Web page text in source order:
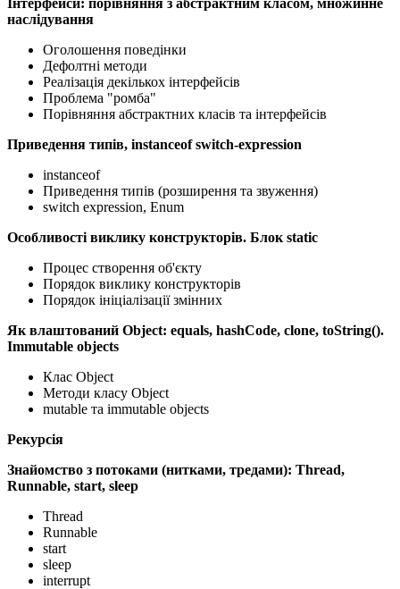
наслідування
Оголошення поведінки
Дефолтні методи
Реалізація декількох інтерфейсів
Проблема "ромба"
Порівняння абстрактних класів та інтерфейсів
Приведення типів, instanceof switch-expression
instanceof
Приведення типів (розширення та звуження)
switch expression, Enum
Особливості виклику конструкторів. Блок static
Процес створення об'єкту
Порядок виклику конструкторів
Порядок ініціалізації змінних
Як влаштований Object: equals, hashCode, clone, toString().
Immutable objects
Клас Object
Методи класу Object
mutable та immutable objects
Рекурсія
Знайомство з потоками (нитками, тредами): Thread,
Runnable, start, sleep
Thread
Runnable
start
sleep
interrupt